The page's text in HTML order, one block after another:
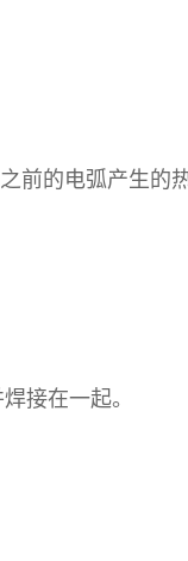
前的电弧产生的
接在一起。